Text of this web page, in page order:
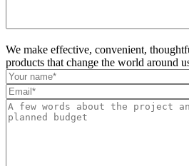
We make effective, convenient,
products that change the world around